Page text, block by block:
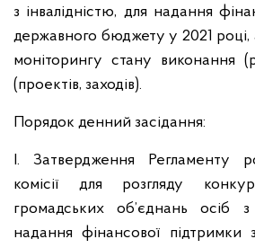
з інвалідністю, для надання
державного бюджету у 2021 році,
моніторингу стану виконання
(проектів, заходів).
Порядок денний засідання:
І. Затвердження Регламенту
комісії для розгляду
громадських об’єднань осіб з
надання фінансової підтримки